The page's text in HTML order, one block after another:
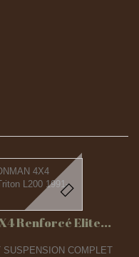
Renforcé Elite...
SUSPENSION COMPLET